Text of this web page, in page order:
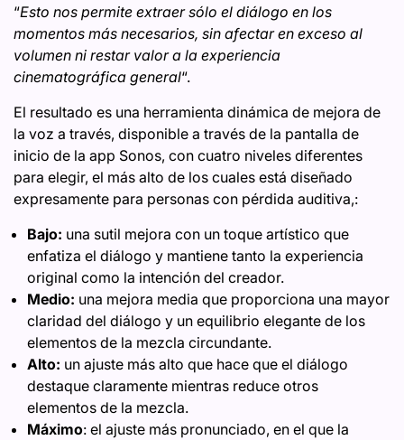
“Esto nos permite extraer sólo el diálogo en los
momentos más necesarios, sin afectar en exceso al
volumen ni restar valor a la experiencia
cinematográfica general“.
El resultado es una herramienta dinámica de mejora de
la voz a través, disponible a través de la pantalla de
inicio de la app Sonos, con cuatro niveles diferentes
para elegir, el más alto de los cuales está diseñado
expresamente para personas con pérdida auditiva,:
Bajo: una sutil mejora con un toque artístico que
enfatiza el diálogo y mantiene tanto la experiencia
original como la intención del creador.
Medio: una mejora media que proporciona una mayor
claridad del diálogo y un equilibrio elegante de los
elementos de la mezcla circundante.
Alto: un ajuste más alto que hace que el diálogo
destaque claramente mientras reduce otros
elementos de la mezcla.
Máximo: el ajuste más pronunciado, en el que la